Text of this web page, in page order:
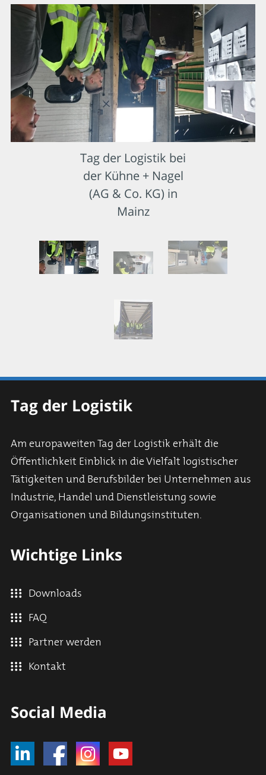
Tag der Logistik bei
der Kühne + Nagel
(AG & Co. KG) in
Mainz
Tag der Logistik
Am europaweiten Tag der Logistik erhält die
Öffentlichkeit Einblick in die Vielfalt logistischer
Tätigkeiten und Berufsbilder bei Unternehmen aus
Industrie, Handel und Dienstleistung sowie
Organisationen und Bildungsinstituten.
Wichtige Links
Downloads
FAQ
Partner werden
Kontakt
Social Media